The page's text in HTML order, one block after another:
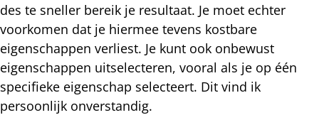
des te sneller bereik je resultaat. Je moet echter
voorkomen dat je hiermee tevens kostbare
eigenschappen verliest. Je kunt ook onbewust
eigenschappen uitselecteren, vooral als je op één
specifieke eigenschap selecteert. Dit vind ik
persoonlijk onverstandig.